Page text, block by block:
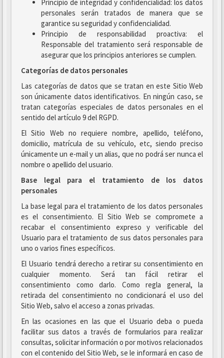
Principio de integridad y confidencialidad: los datos
personales serán tratados de manera que se
garantice su seguridad y confidencialidad.
Principio de responsabilidad proactiva: el
Responsable del tratamiento será responsable de
asegurar que los principios anteriores se cumplen.
Categorías de datos personales
Las categorías de datos que se tratan en este Sitio Web
son únicamente datos identificativos. En ningún caso, se
tratan categorías especiales de datos personales en el
sentido del artículo 9 del RGPD.
El Sitio Web no requiere nombre, apellido, teléfono,
domicilio, matrícula de su vehículo, etc, siendo preciso
únicamente un e-mail y un alias, que no podrá ser nunca el
nombre o apellido del usuario.
Base legal para el tratamiento de los datos
personales
La base legal para el tratamiento de los datos personales
es el consentimiento. El Sitio Web se compromete a
recabar el consentimiento expreso y verificable del
Usuario para el tratamiento de sus datos personales para
uno o varios fines específicos.
El Usuario tendrá derecho a retirar su consentimiento en
cualquier momento. Será tan fácil retirar el
consentimiento como darlo. Como regla general, la
retirada del consentimiento no condicionará el uso del
Sitio Web, salvo el acceso a zonas privadas.
En las ocasiones en las que el Usuario deba o pueda
facilitar sus datos a través de formularios para realizar
consultas, solicitar información o por motivos relacionados
con el contenido del Sitio Web, se le informará en caso de